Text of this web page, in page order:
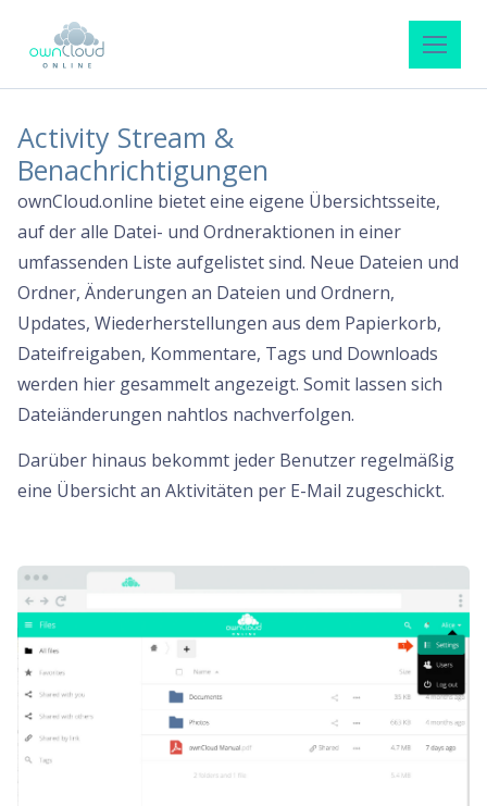
Activity Stream &
Benachrichtigungen
ownCloud.online bietet eine eigene Übersichtsseite,
auf der alle Datei- und Ordneraktionen in einer
umfassenden Liste aufgelistet sind. Neue Dateien und
Ordner, Änderungen an Dateien und Ordnern,
Updates, Wiederherstellungen aus dem Papierkorb,
Dateifreigaben, Kommentare, Tags und Downloads
werden hier gesammelt angezeigt. Somit lassen sich
Dateiänderungen nahtlos nachverfolgen.
Darüber hinaus bekommt jeder Benutzer regelmäßig
eine Übersicht an Aktivitäten per E-Mail zugeschickt.